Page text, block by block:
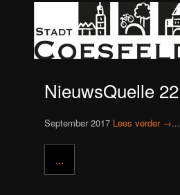
NieuwsQuelle 22
September 2017 Lees verder →...
...